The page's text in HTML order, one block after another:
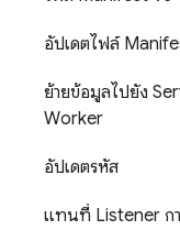
อัปเดตไฟล์
ย้ายข้อมูลไปยัง
Worker
อัปเดตรหัส
แทนที่ Listener ก